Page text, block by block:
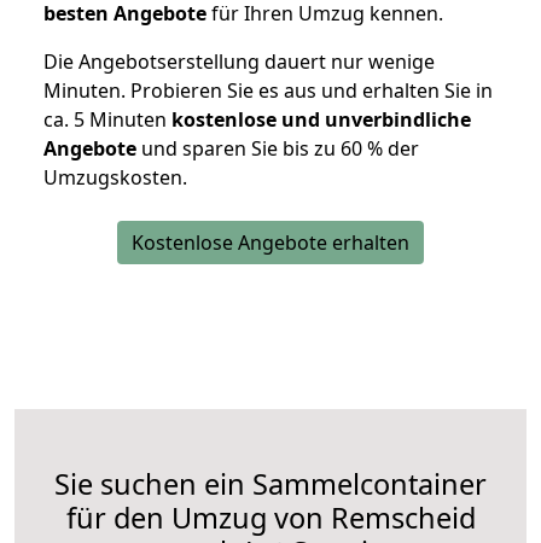
besten Angebotefür Ihren Umzug kennen.
Die Angebotserstellung dauert nur wenige
Minuten. Probieren Sie es aus und erhalten Sie in
ca. 5 Minuten kostenlose und unverbindliche
Angebote und sparen Sie bis zu 60 % der
Umzugskosten.
Kostenlose Angebote erhalten
Sie suchen ein Sammelcontainer
für den Umzug von Remscheid